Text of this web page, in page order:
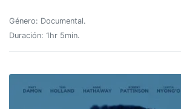
Género: Documental.
Duración: 1hr 5min.